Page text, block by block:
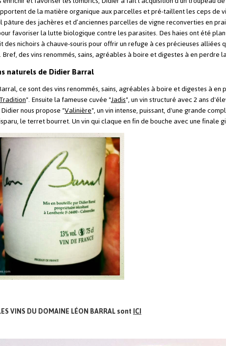
de la matière organique aux parcelles et pré-taillent les ceps de
des jachères et d’anciennes parcelles de vigne reconverties en
favoriser la lutte biologique contre les parasites. Des haies ont été
des nichoirs à chauve-souris pour offrir un refuge à ces précieuses
des vins renommés, sains, agréables à boire et digestes à en perdre
naturels de Didier Barral
ce sont des vins renommés, sains, agréables à boire et digestes à
Tradition". Ensuite la fameuse cuvée "Jadis", un vin structuré avec 2 ans
nous propose "Valinière", un vin intense, puissant, d'une grande
le terret bourret. Un vin qui claque en fin de bouche avec une finale
VINS DU DOMAINE LÉON BARRAL sontICI